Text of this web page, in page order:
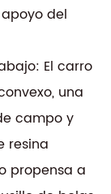
del
El carro
una
campo y
resina
propensa a